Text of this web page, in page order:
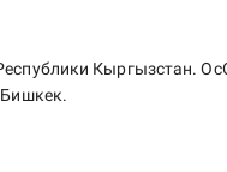
Кыргызстан.